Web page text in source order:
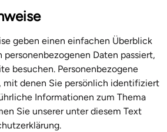
geben einen einfachen Überblick
personenbezogenen Daten passiert,
besuchen. Personenbezogene
mit denen Sie persönlich identifiziert
Informationen zum Thema
Sie unserer unter diesem Text